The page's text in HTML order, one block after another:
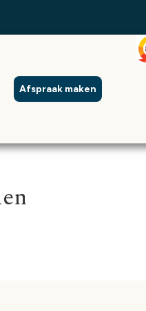
Afspraak maken